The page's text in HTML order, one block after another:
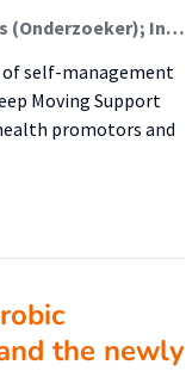
S. van Rongen (Onderzoeker); Joan Dallinga (Onderzoeker); A. Feleus (Onderzoeker); Ingrid Rosbergen (Onderzoeker); Alice Schut (Onderzoeker); M. Bik (Onderzoeker); Petra Siemonsma (Onderzoeker); S.I. (Sanne) de Vries (Lector); Arlette Hesselink (Onderzoeker)
of self-management
Moving Support
promotors and
the newly